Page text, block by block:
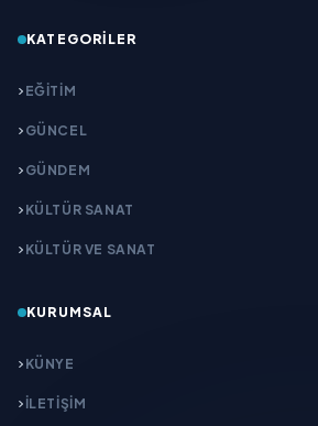
KATEGORILER
EĞITIM
GÜNCEL
GÜNDEM
KÜLTÜR SANAT
KÜLTÜR VE SANAT
KURUMSAL
KÜNYE
İLETIŞIM